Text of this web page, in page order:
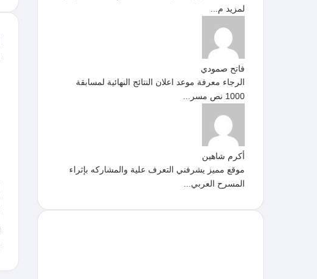
لمزيد م...
فاتح صمودي
الرجاء معرفة موعد اعلان النتائج النهائية لمسابقة
1000 نص مسر...
أكرم شاهين
موقع مميز يشرفني التعرف علية والمشاركه بإثراء
المسرح العربي...